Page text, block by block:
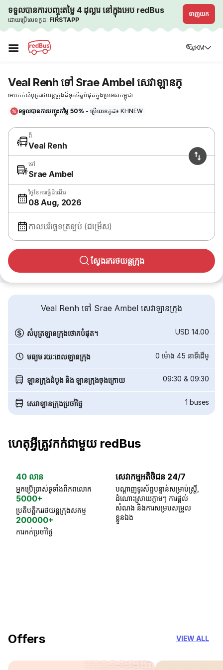
ទទួលបានការបញ្ចុះតម្លៃ 4 ដុល្លារ នៅក្នុងអេប redBus
ដោយប្រើលេខកូដ: FIRSTAPP
ទាញយក
☰ KM
Veal Renh ទៅ Srae Ambel សេវាឡានក្
អេបកក់សំបុត្ររថយន្តក្រុងដ៏ទុកចិត្តបំផុតក្នុងប្រទេសកម្ពុជា
ទទួលបានការបញ្ចុះតម្លៃ 50% - ប្រើលេខកូដ៖ KHNEW
ពី
Veal Renh
ទៅ
Srae Ambel
ថ្ងៃនៃការធ្វើដំណើរ
08 Aug, 2026
កាលបរិច្ឆេទត្រឡប់ (ជម្រើស)
ស្វែងរករថយន្តក្រុង
Veal Renh ទៅ Srae Ambel សេវាឡានក្រុង
សំបុត្រឡានក្រុងថោកបំផុត។ USD 14.00
មធ្យម រយៈពេលឡានក្រុង 0 ម៉ោង 45 នាទី​ដើម្
ឡានក្រុងដំបូង និង ឡានក្រុងចុងក្រោយ 09:30 & 09:30
សេវាឡានក្រុងប្រចាំថ្ងៃ 1 buses
ហេតុអ្វីត្រូវកក់ជាមួយ redBus
40 លាន
អ្នកប្រើប្រាស់ទូទាំងពិភពលោក
5000+
ប្រតិបត្តិកររថយន្តក្រុងសកម្ម
200000+
ការកក់ប្រចាំថ្ងៃ
សេវាកម្មអតិថិជន 24/7
បណ្តាញទូរស័ព្ទបន្ទាន់សម្រាប់ស្ត្រី,
ដំណោះស្រាយភ្លាមៗ ការផ្តល់
សំណង និងការសម្របសម្រួល
ខ្លួនឯង
Offers VIEW ALL